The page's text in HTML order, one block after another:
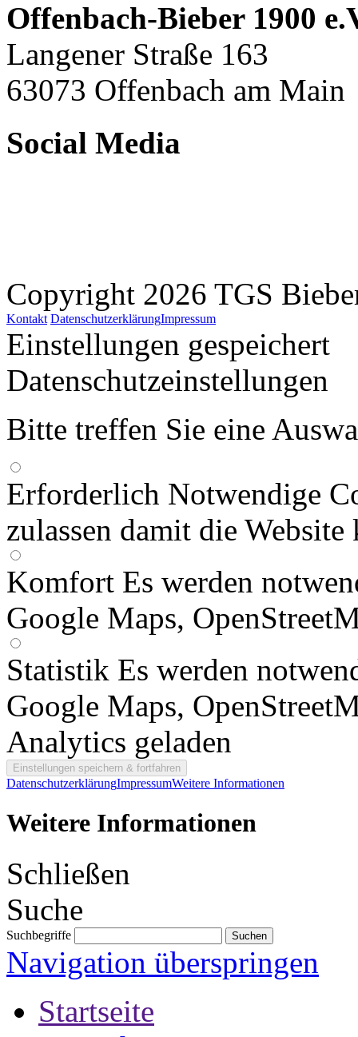
Offenbach-Bieber 1900
Langener Straße 163
63073 Offenbach am Main
Social Media
Copyright 2026 TGS
Kontakt DatenschutzerklärungImpressum
Einstellungen gespeichert
Datenschutzeinstellungen
Bitte treffen Sie eine
Erforderlich Notwendige
zulassen damit die
Komfort Es werden
Google Maps,
Statistik Es werden
Google Maps,
Analytics geladen
DatenschutzerklärungImpressumWeitere Informationen
Weitere Informationen
Schließen
Suche
Suchbegriffe
Navigation überspringen
Startseite